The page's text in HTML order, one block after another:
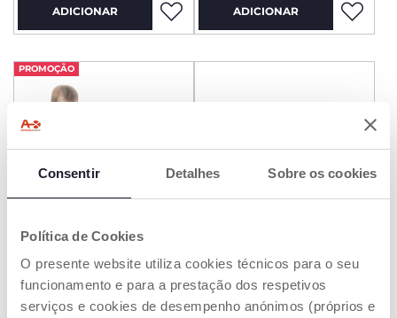
Consentir Detalhes Sobre os cookies
Política de Cookies
O presente website utiliza cookies técnicos para o seu
funcionamento e para a prestação dos respetivos
serviços e cookies de desempenho anónimos (próprios e
ADICIONAR ADICIONAR
PROMOÇÃO
Safari Golf e Pista 3 em 1
Price reduced from
€ 24,99 -15%
to
€ 21,24
Strike dos Macaquinhos -
Fit&Fun
€ 21,99